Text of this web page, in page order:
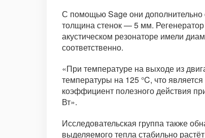
С помощью Sage они дополнительно
толщина стенок — 5 мм.
акустическом резонаторе имели
соответственно.
«При температуре на выходе из
температуры на 125 °C, что
коэффициент полезного действия
Вт».
Исследовательская группа также
выделяемого тепла стабильно